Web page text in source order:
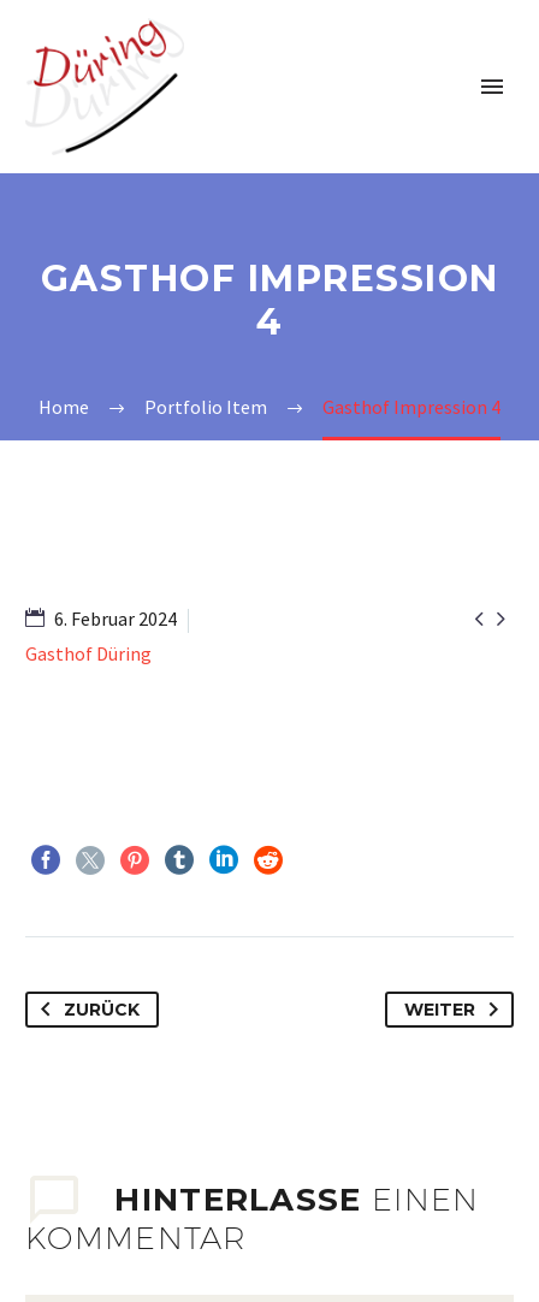
GASTHOF IMPRESSION
4
Home Portfolio Item Gasthof Impression 4
 
6. Februar 2024
Gasthof Düring
ZURÜCK WEITER
HINTERLASSE EINEN
KOMMENTAR